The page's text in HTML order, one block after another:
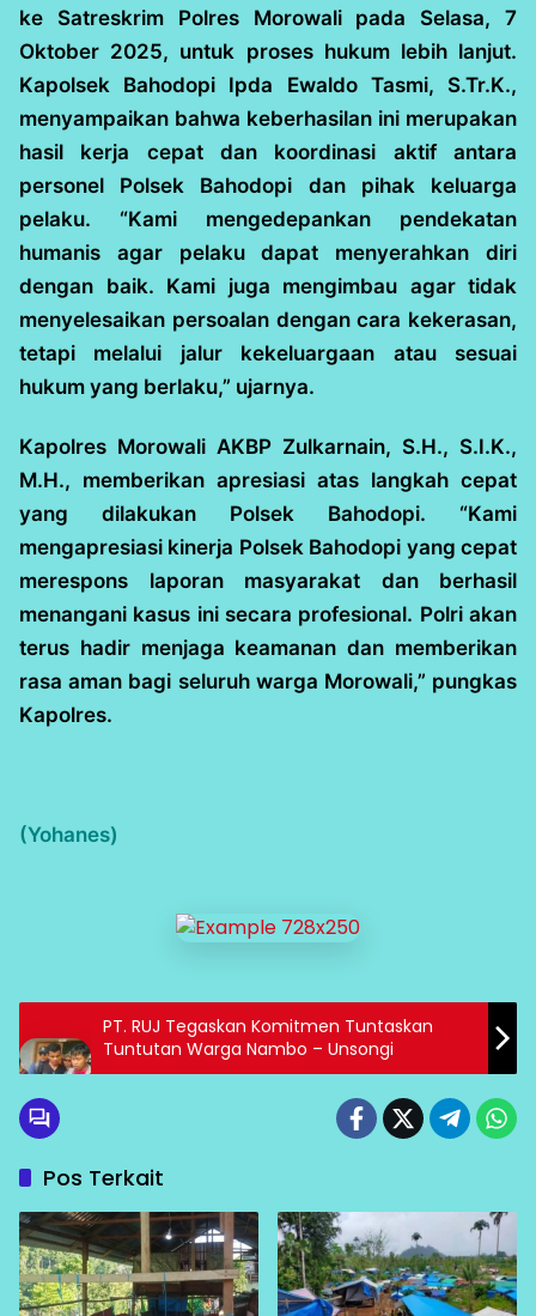
ke Satreskrim Polres Morowali pada Selasa, 7
Oktober 2025, untuk proses hukum lebih lanjut.
Kapolsek Bahodopi Ipda Ewaldo Tasmi, S.Tr.K.,
menyampaikan bahwa keberhasilan ini merupakan
hasil kerja cepat dan koordinasi aktif antara
personel Polsek Bahodopi dan pihak keluarga
pelaku. “Kami mengedepankan pendekatan
humanis agar pelaku dapat menyerahkan diri
dengan baik. Kami juga mengimbau agar tidak
menyelesaikan persoalan dengan cara kekerasan,
tetapi melalui jalur kekeluargaan atau sesuai
hukum yang berlaku,” ujarnya.
Kapolres Morowali AKBP Zulkarnain, S.H., S.I.K.,
M.H., memberikan apresiasi atas langkah cepat
yang dilakukan Polsek Bahodopi. “Kami
mengapresiasi kinerja Polsek Bahodopi yang cepat
merespons laporan masyarakat dan berhasil
menangani kasus ini secara profesional. Polri akan
terus hadir menjaga keamanan dan memberikan
rasa aman bagi seluruh warga Morowali,” pungkas
Kapolres.
(Yohanes)
PT. RUJ Tegaskan Komitmen Tuntaskan
Tuntutan Warga Nambo – Unsongi
Pos Terkait